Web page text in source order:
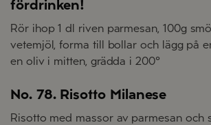
fördrinken!
Rör ihop 1 dl riven parmesan, 100g
vetemjöl, forma till bollar och lägg på
en oliv i mitten, grädda i 200°
No. 78. Risotto Milanese
Risotto med massor av parmesan och